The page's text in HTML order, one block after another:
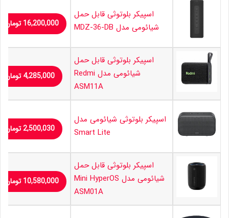
اسپیکر بلوتوثی قابل حمل
شیائومی مدل MDZ-36-DB
16,200,000 تومان
اسپیکر بلوتوثی قابل حمل
شیائومی مدل Redmi
ASM11A
4,285,000 تومان
اسپیکر بلوتوثی شیائومی مدل
Smart Lite
2,500,030تومان
اسپیکر بلوتوثی قابل حمل
شیائومی مدل Mini HyperOS
ASM01A
10,580,000 تومان